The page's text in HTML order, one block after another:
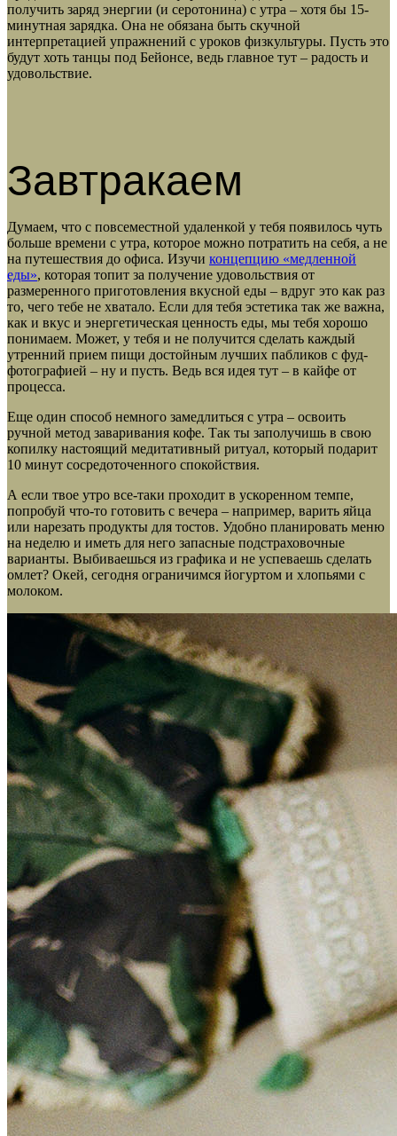
получить заряд энергии (и серотонина) с утра – хотя бы 15-
минутная зарядка. Она не обязана быть скучной
интерпретацией упражнений с уроков физкультуры. Пусть это
будут хоть танцы под Бейонсе, ведь главное тут – радость и
удовольствие.
Завтракаем
Думаем, что с повсеместной удаленкой у тебя появилось чуть
больше времени с утра, которое можно потратить на себя, а не
на путешествия до офиса. Изучи концепцию «медленной
еды», которая топит за получение удовольствия от
размеренного приготовления вкусной еды – вдруг это как раз
то, чего тебе не хватало. Если для тебя эстетика так же важна,
как и вкус и энергетическая ценность еды, мы тебя хорошо
понимаем. Может, у тебя и не получится сделать каждый
утренний прием пищи достойным лучших пабликов с фуд-
фотографией – ну и пусть. Ведь вся идея тут – в кайфе от
процесса.
Еще один способ немного замедлиться с утра – освоить
ручной метод заваривания кофе. Так ты заполучишь в свою
копилку настоящий медитативный ритуал, который подарит
10 минут сосредоточенного спокойствия.
А если твое утро все-таки проходит в ускоренном темпе,
попробуй что-то готовить с вечера – например, варить яйца
или нарезать продукты для тостов. Удобно планировать меню
на неделю и иметь для него запасные подстраховочные
варианты. Выбиваешься из графика и не успеваешь сделать
омлет? Окей, сегодня ограничимся йогуртом и хлопьями с
молоком.